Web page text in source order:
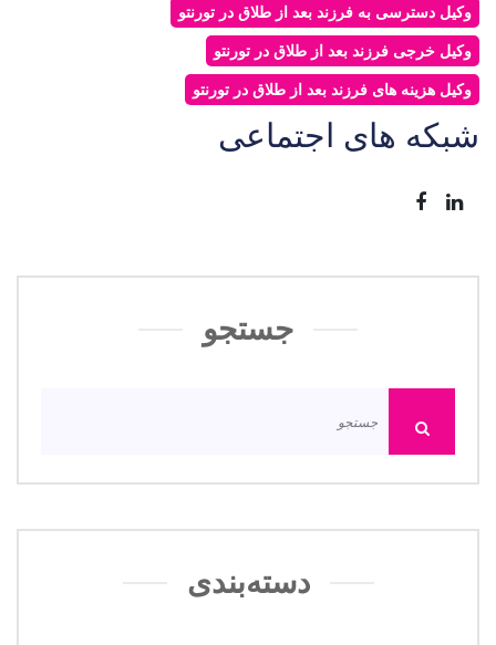
وکیل دسترسی به فرزند بعد از طلاق در تورنتو
وکیل خرجی فرزند بعد از طلاق در تورنتو
وکیل هزینه های فرزند بعد از طلاق در تورنتو
شبکه های اجتماعی
جستجو
دسته‌بندی